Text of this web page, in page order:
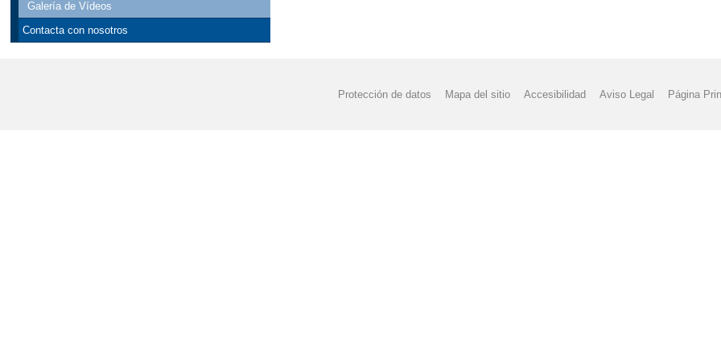
Galería de Vídeos
Contacta con nosotros
Protección de datos Mapa del sitio Accesibilidad Aviso Legal Página